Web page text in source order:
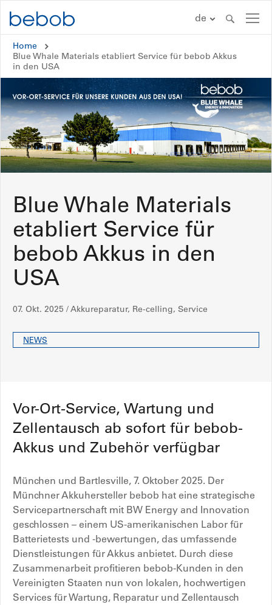
de
Home
Blue Whale Materials etabliert Service für bebob Akkus
in den USA
A-Mount
B-Mount
V-Mount
CUBE
#inAction
Händler und Verleiher
KONTAKT
Blue Whale Materials
etabliert Service für
bebob Akkus in den
USA
07. Okt. 2025 / Akkureparatur, Re-celling, Service
NEWS
Vor-Ort-Service, Wartung und
Zellentausch ab sofort für bebob-
Akkus und Zubehör verfügbar
München und Bartlesville, 7. Oktober 2025. Der
Münchner Akkuhersteller bebob hat eine strategische
Servicepartnerschaft mit BW Energy and Innovation
geschlossen – einem US-amerikanischen Labor für
Batterietests und -bewertungen, das umfassende
Dienstleistungen für Akkus anbietet. Durch diese
Zusammenarbeit profitieren bebob-Kunden in den
Vereinigten Staaten nun von lokalen, hochwertigen
Services für Wartung, Reparatur und Zellentausch